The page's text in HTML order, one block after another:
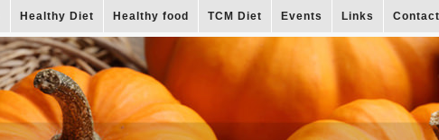
Healthy Diet Healthy food TCM Diet Events Links